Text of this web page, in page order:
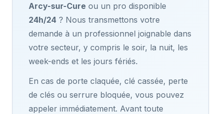
Arcy-sur-Cureou un pro disponible
24h/24? Nous transmettons votre
demande à un professionnel joignable dans
votre secteur, y compris le soir, la nuit, les
week-ends et les jours fériés.
En cas de porte claquée, clé cassée, perte
de clés ou serrure bloquée, vous pouvez
appeler immédiatement. Avant toute